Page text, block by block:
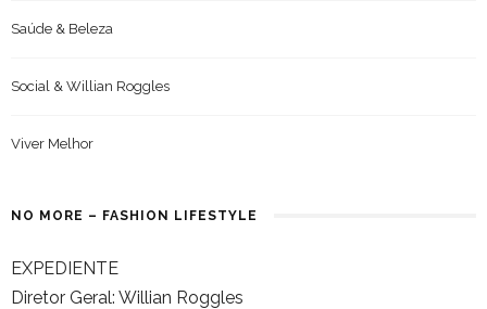
Saúde & Beleza
Social & Willian Roggles
Viver Melhor
NO MORE – FASHION LIFESTYLE
EXPEDIENTE
Diretor Geral: Willian Roggles